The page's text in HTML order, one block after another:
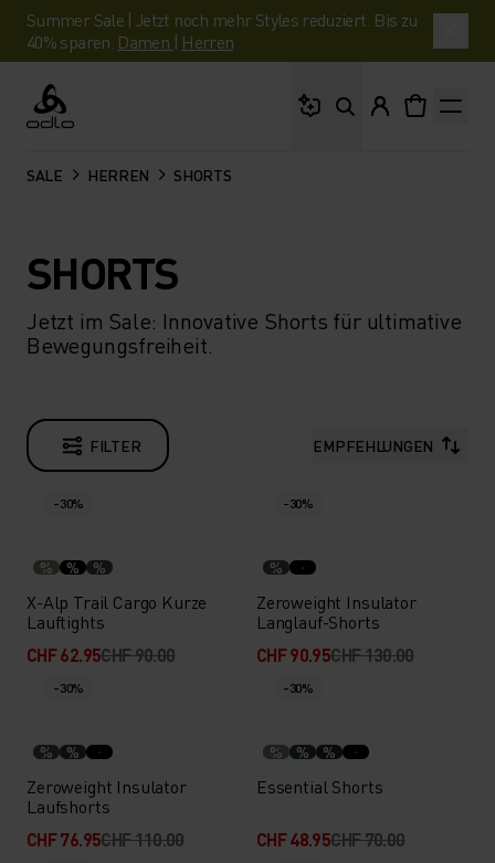
Summer Sale | Jetzt noch mehr Styles reduziert. Bis zu
40% sparen. Damen | Herren
Odlo
SALE HERREN SHORTS
SHORTS
Jetzt im Sale: Innovative Shorts für ultimative
Bewegungsfreiheit.
FILTER EMPFEHLUNGEN
-30%
% % %
X-Alp Trail Cargo Kurze
Lauftights
CHF 62.95CHF 90.00
-30%
%
Zeroweight Insulator
Langlauf-Shorts
CHF 90.95CHF 130.00
-30%
% %
Zeroweight Insulator
Laufshorts
CHF 76.95CHF 110.00
-30%
% % %
Essential Shorts
CHF 48.95CHF 70.00